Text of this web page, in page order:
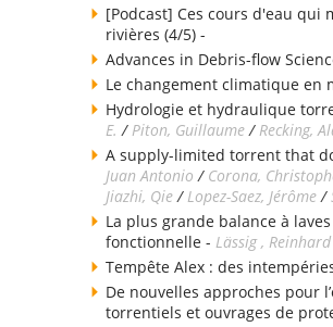
[Podcast] Ces cours d'eau qui
rivières (4/5) -
Advances in Debris-flow
Le changement climatique en
Hydrologie et hydraulique
E. / Piton, Guillaume / Recking,
A supply-limited torrent that
Juan Antonio / Corona,
Jiazhi, Qie / Lopez-Saez, Jérôme /
La plus grande balance à
fonctionnelle - Lässig , Reinhard
Tempête Alex : des
De nouvelles approches pour
torrentiels et ouvrages de